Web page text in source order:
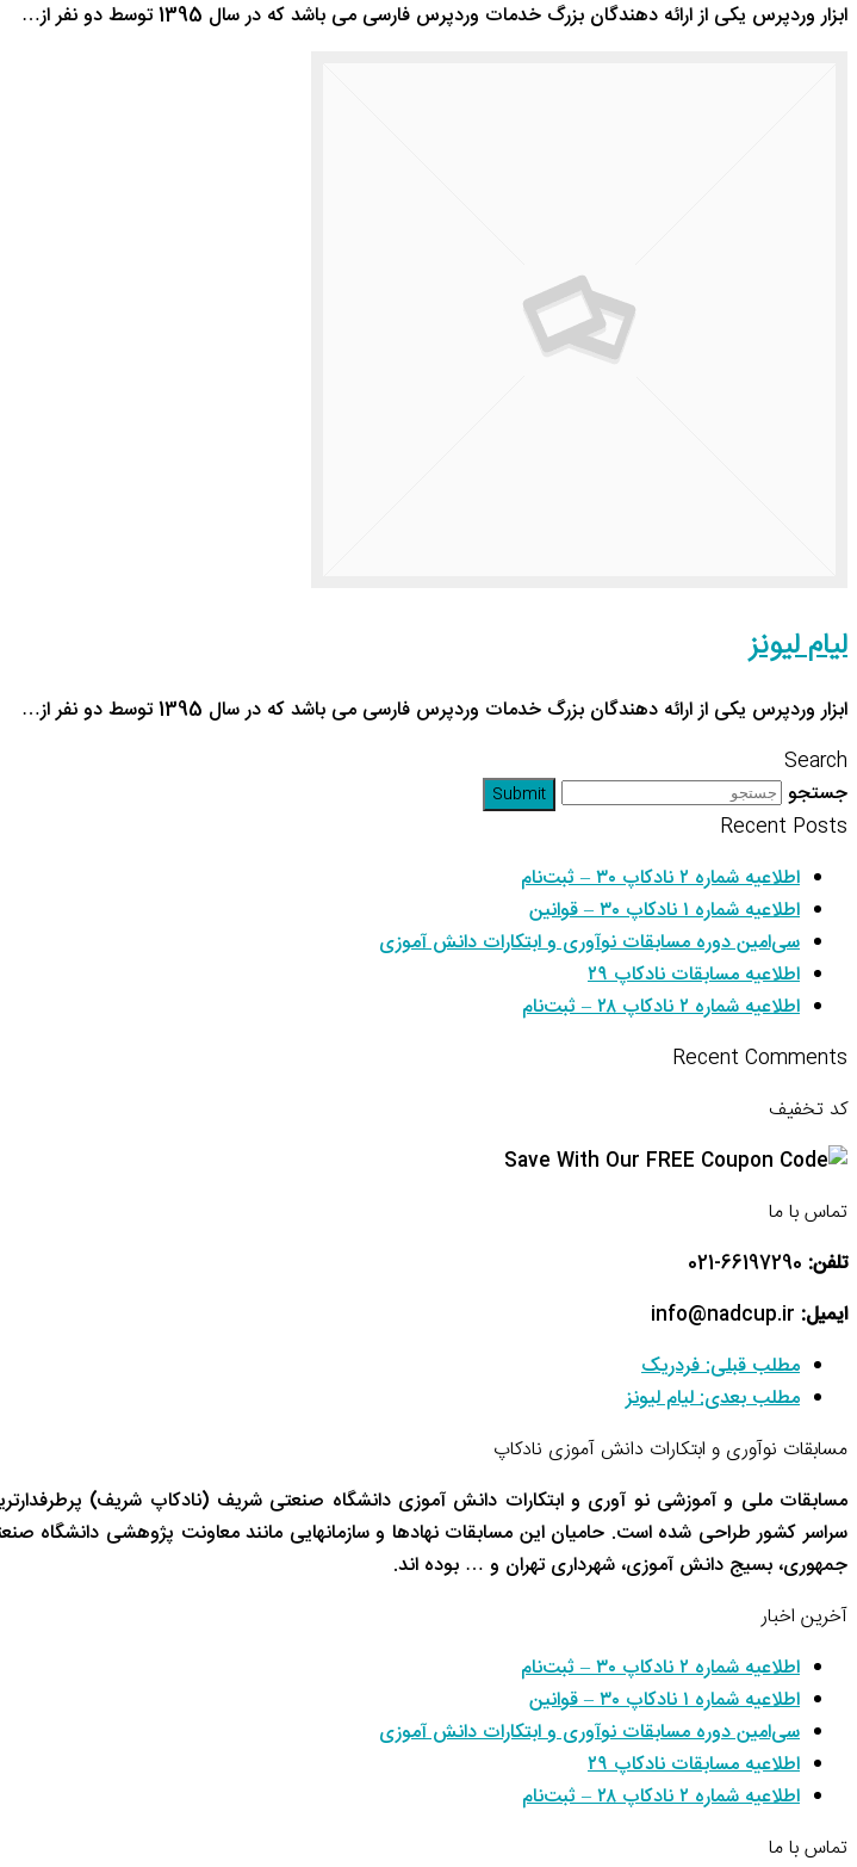
ابزار وردپرس یکی از ارائه دهندگان بزرگ خدمات وردپرس فارسی می باشد که در سال 1395 توسط دو نفر از…
لیام لیونز
ابزار وردپرس یکی از ارائه دهندگان بزرگ خدمات وردپرس فارسی می باشد که در سال 1395 توسط دو نفر از…
Search
جستجو
Submit
Recent Posts
اطلاعیه شماره ۲ نادکاپ ۳۰ – ثبت‌نام
اطلاعیه شماره ۱ نادکاپ ۳۰ – قوانین
سی‌امین دوره مسابقات نوآوری و ابتکارات دانش آموزی
اطلاعیه مسابقات نادکاپ ۲۹
اطلاعیه شماره ۲ نادکاپ ۲۸ – ثبت‌نام
Recent Comments
کد تخفیف
تماس با ما
تلفن:
ایمیل:
مطلب قبلی:فردریک
مطلب بعدی:لیام لیونز
مسابقات نوآوری و ابتکارات دانش آموزی نادکاپ
مسابقات ملی و آموزشی نو آوری و ابتکارات دانش آموزی دانشگاه صنعتی شریف (نادکاپ شریف)
سراسر کشور طراحی شده است. حامیان این مسابقات نهادها و سازمانهایی مانند معاونت پژوهشی
جمهوری، بسیج دانش آموزی، شهرداری تهران و … بوده اند.
آخرین اخبار
اطلاعیه شماره ۲ نادکاپ ۳۰ – ثبت‌نام
اطلاعیه شماره ۱ نادکاپ ۳۰ – قوانین
سی‌امین دوره مسابقات نوآوری و ابتکارات دانش آموزی
اطلاعیه مسابقات نادکاپ ۲۹
اطلاعیه شماره ۲ نادکاپ ۲۸ – ثبت‌نام
تماس با ما